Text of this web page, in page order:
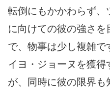
転倒にもかかわらず、
に向けての彼の強さ
で、物事は少し複雑で
イヨ・ジョーヌを獲
が、同時に彼の限界も